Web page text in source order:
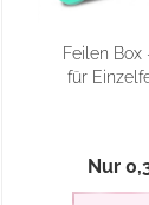
Feilen
für
Nur